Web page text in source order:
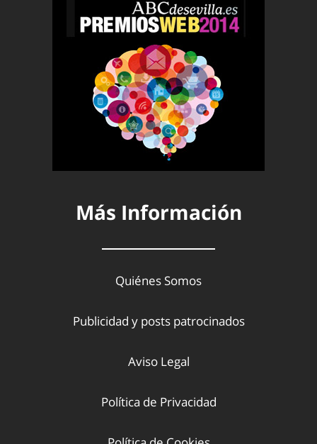
Más Información
Quiénes Somos
Publicidad y posts patrocinados
Aviso Legal
Política de Privacidad